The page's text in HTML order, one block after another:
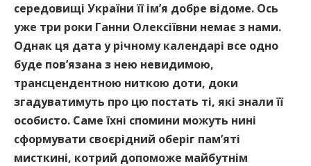
середовищі України її ім’я добре відоме. Ось
уже три роки Ганни Олексіївни немає з нами.
Однак ця дата у річному календарі все одно
буде пов’язана з нею невидимою,
трансцендентною ниткою доти, доки
згадуватимуть про цю постать ті, які знали її
особисто. Саме їхні спомини можуть нині
сформувати своєрідний оберіг пам’яті
мисткині, котрий допоможе майбутнім